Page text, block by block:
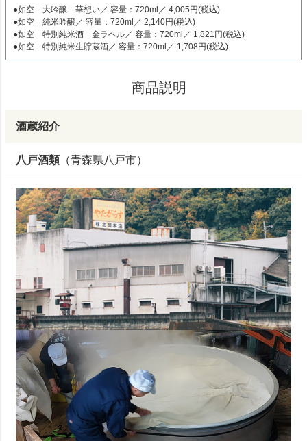
●如空 大吟醸 華想い／ 容量：720ml／ 4,005円(税込)
●如空 純米吟醸／ 容量：720ml／ 2,140円(税込)
●如空 特別純米酒 金ラベル／ 容量：720ml／ 1,821円(税込)
●如空 特別純米生貯蔵酒／ 容量：720ml／ 1,708円(税込)
商品説明
酒蔵紹介
八戸酒類（青森県八戸市）